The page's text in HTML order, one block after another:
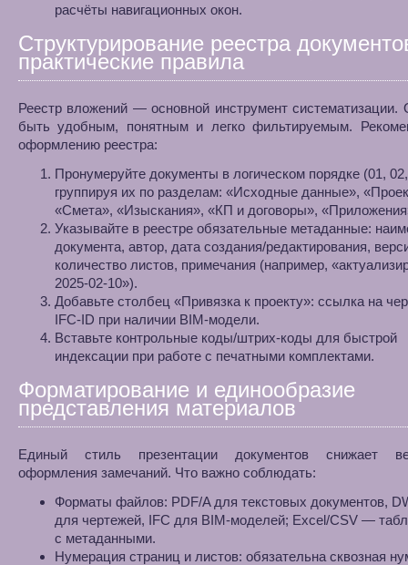
расчёты навигационных окон.
Структурирование реестра
практические правила
Реестр вложений — основной инструмент
быть удобным, понятным и легко фильтируемым.
оформлению реестра:
Пронумеруйте документы в логическом порядке (01,
группируя их по разделам: «Исходные данные»,
«Смета», «Изыскания», «КП и договоры»,
Указывайте в реестре обязательные метаданные:
документа, автор, дата создания/редактирования,
количество листов, примечания (например,
2025-02-10»).
Добавьте столбец «Привязка к проекту»: ссылка на
IFC‑ID при наличии BIM‑модели.
Вставьте контрольные коды/штрих‑коды для быстрой
индексации при работе с печатными комплектами.
Форматирование и единообразие
представления материалов
Единый стиль презентации документов снижает
оформления замечаний. Что важно соблюдать:
Форматы файлов: PDF/A для текстовых документов,
для чертежей, IFC для BIM‑моделей; Excel/CSV —
с метаданными.
Нумерация страниц и листов: обязательна сквозная